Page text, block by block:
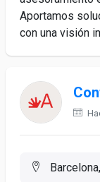
Aportamos
con una visión